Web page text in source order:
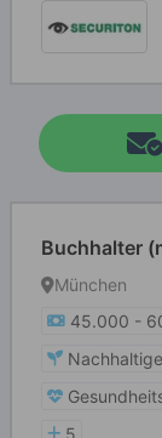
Buchhalter
München
45.000 -
5